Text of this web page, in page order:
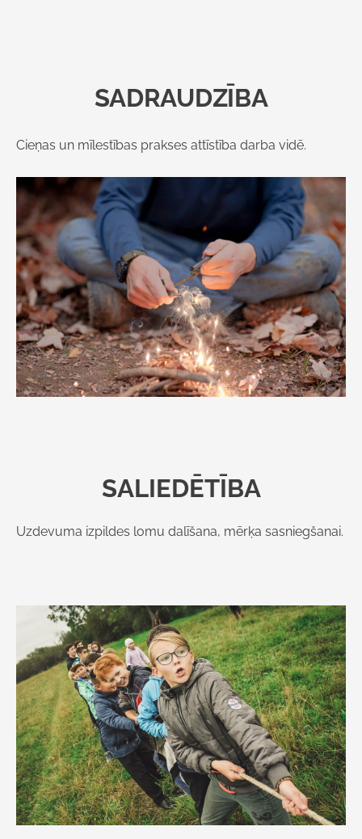
SADRAUDZĪBA
Cieņas un mīlestības prakses attīstība darba vidē.
SALIEDĒTĪBA
Uzdevuma izpildes lomu dalīšana, mērķa sasniegšanai.